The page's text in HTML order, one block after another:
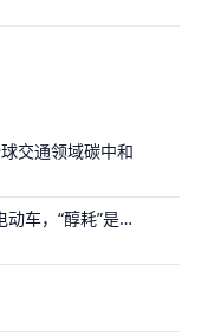
交通领域碳中和
车，“醇耗”是最